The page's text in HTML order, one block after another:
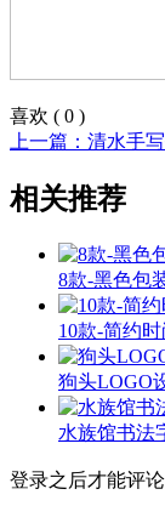
喜欢 ( 0 )
上一篇：清水手
相关推荐
8款-黑色包
10款-简约
狗头LOGO
水族馆书法
登录之后才能评